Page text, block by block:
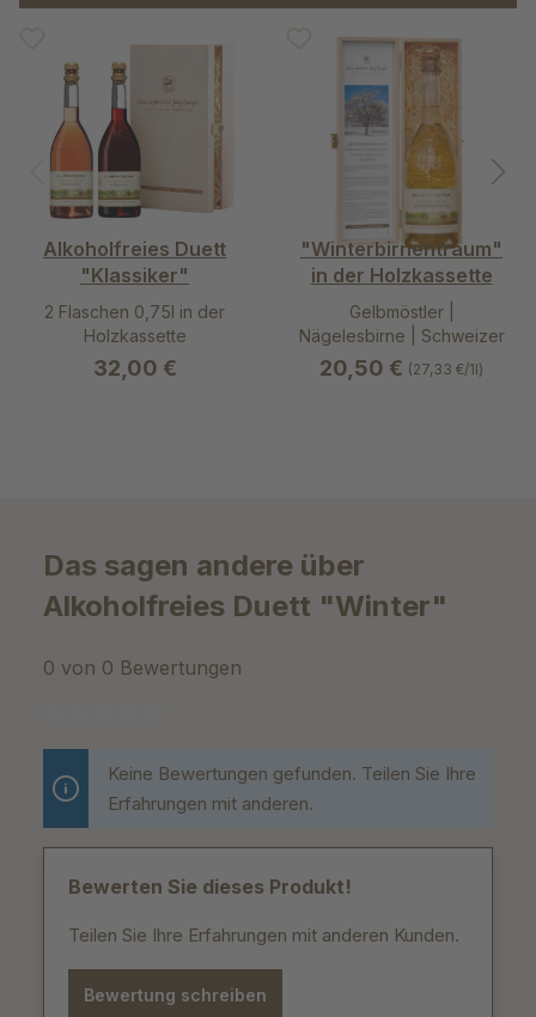
Alkoholfreies Duett
"Klassiker"
2 Flaschen 0,75l in der
Holzkassette
32,00 €
"Winterbirnentraum"
in der Holzkassette
Gelbmöstler |
Nägelesbirne | Schweizer
Wasserbirne
20,50 € (27,33 €/1l)
Das sagen andere über
Alkoholfreies Duett "Winter"
0 von 0 Bewertungen
Durchschnittliche Bewertung von 0 von 5 Sternen
Keine Bewertungen gefunden. Teilen Sie Ihre
Erfahrungen mit anderen.
Bewerten Sie dieses Produkt!
Teilen Sie Ihre Erfahrungen mit anderen Kunden.
Bewertung schreiben